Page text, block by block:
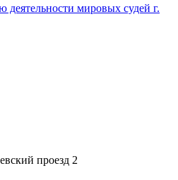
деятельности мировых судей г.
проезд 2